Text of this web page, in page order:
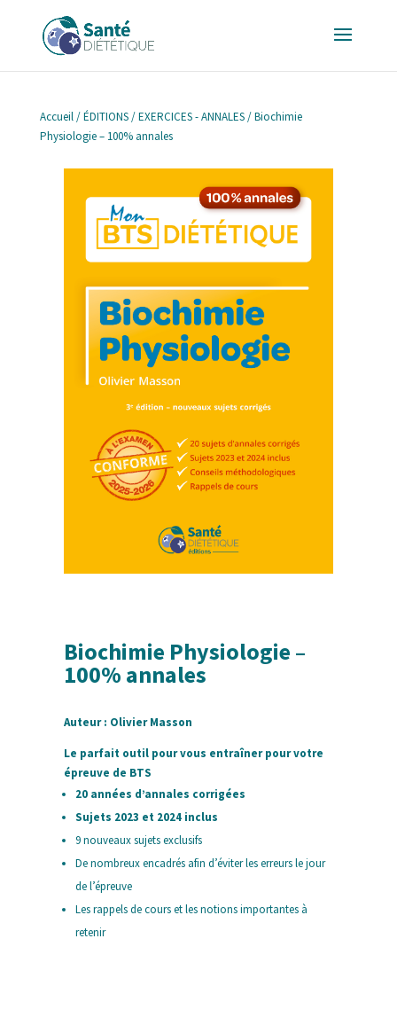
Accueil/ÉDITIONS/EXERCICES - ANNALES/ Biochimie
Physiologie – 100% annales
Biochimie Physiologie –
100% annales
Auteur : Olivier Masson
Le parfait outil pour vous entraîner pour votre
épreuve de BTS
20 années d’annales corrigées
Sujets 2023 et 2024 inclus
9 nouveaux sujets exclusifs
De nombreux encadrés afin d’éviter les erreurs le jour
de l’épreuve
Les rappels de cours et les notions importantes à
retenir